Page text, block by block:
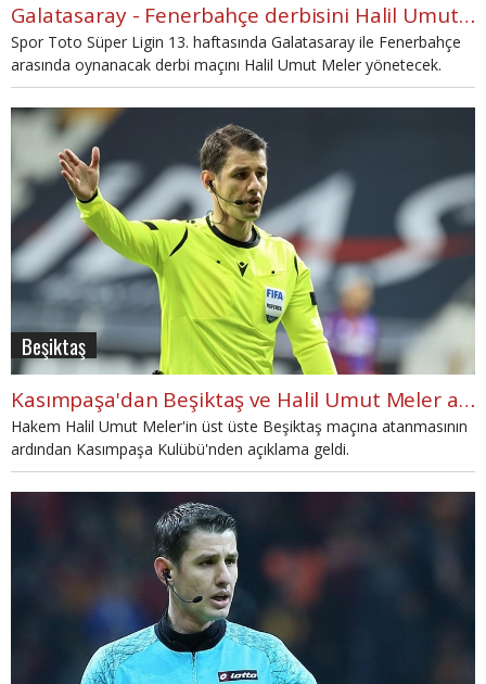
Galatasaray - Fenerbahçe derbisini Halil Umut Meler yönetecek
Spor Toto Süper Ligin 13. haftasında Galatasaray ile Fenerbahçe
arasında oynanacak derbi maçını Halil Umut Meler yönetecek.
Beşiktaş
Kasımpaşa'dan Beşiktaş ve Halil Umut Meler açıklaması: "Endişeliyiz"
Hakem Halil Umut Meler'in üst üste Beşiktaş maçına atanmasının
ardından Kasımpaşa Kulübü'nden açıklama geldi.